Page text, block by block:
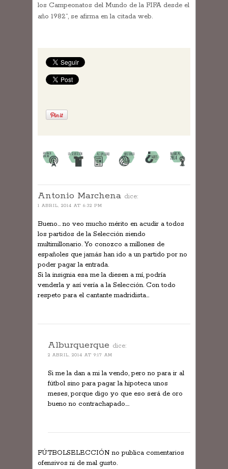
los Campeonatos del Mundo de la FIFA desde el
año 1982”, se afirma en la citada web.
Antonio Marchena dice:
1 ABRIL, 2014 AT 6:32 PM
Bueno… no veo mucho mérito en acudir a todos
los partidos de la Selección siendo
multimillonario. Yo conozco a millones de
españoles que jamás han ido a un partido por no
poder pagar la entrada.
Si la insignia esa me la diesen a mí, podría
venderla y así vería a la Selección. Con todo
respeto para el cantante madridista…
Alburquerque dice:
2 ABRIL, 2014 AT 9:17 AM
Si me la dan a mi la vendo, pero no para ir al
fútbol sino para pagar la hipoteca unos
meses, porque digo yo que eso será de oro
bueno no contrachapado….
FÚTBOLSELECCIÓN no publica comentarios
ofensivos ni de mal gusto.